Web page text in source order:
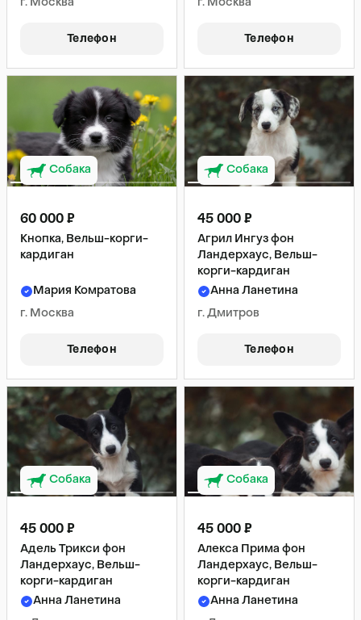
г. Москва
Телефон
г. Москва
Телефон
Собака
60 000 ₽
Кнопка, Вельш-корги-
кардиган
Мария Комратова
г. Москва
Телефон
Собака
45 000 ₽
Агрил Ингуз фон
Ландерхаус, Вельш-
корги-кардиган
Анна Ланетина
г. Дмитров
Телефон
Собака
45 000 ₽
Адель Трикси фон
Ландерхаус, Вельш-
корги-кардиган
Анна Ланетина
Собака
45 000 ₽
Алекса Прима фон
Ландерхаус, Вельш-
корги-кардиган
Анна Ланетина